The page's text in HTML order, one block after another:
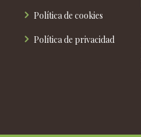
Política de cookies
Política de privacidad